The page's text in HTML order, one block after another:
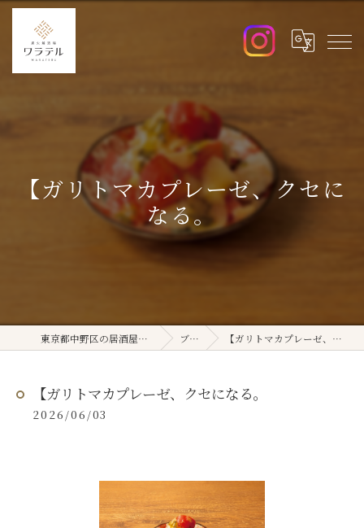
【ガリトマカプレーゼ、クセに
なる。
東京都中野区の居酒屋ならワラテル ブログ 【ガリトマカプレーゼ、クセになる。
【ガリトマカプレーゼ、クセになる。
2026/06/03